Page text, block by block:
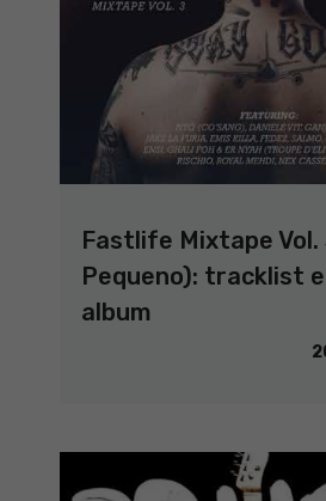
Fastlife Mixtape Vol.
Pequeno): tracklist
album